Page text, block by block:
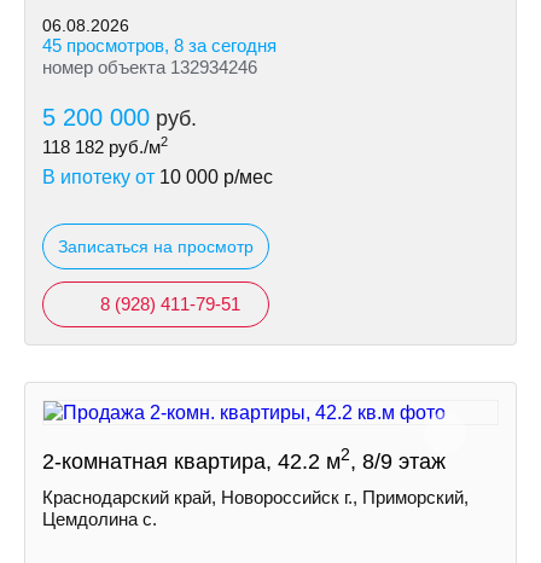
06.08.2026
45 просмотров, 8 за сегодня
номер объекта 132934246
5 200 000 руб.
118 182 руб./м2
В ипотеку от 10 000 р/мес
Записаться на просмотр
8 (928) 411-79-51
2-комнатная квартира, 42.2 м2, 8/9 этаж
Краснодарский край, Новороссийск г., Приморский,
Цемдолина с.